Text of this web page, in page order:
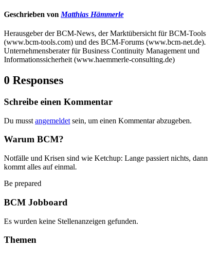
Geschrieben von Matthias Hämmerle
Herausgeber der BCM-News, der Marktübersicht für BCM-Tools
(www.bcm-tools.com) und des BCM-Forums (www.bcm-net.de).
Unternehmensberater für Business Continuity Management und
Informationssicherheit (www.haemmerle-consulting.de)
0 Responses
Schreibe einen Kommentar
Du musst angemeldet sein, um einen Kommentar abzugeben.
Warum BCM?
Notfälle und Krisen sind wie Ketchup: Lange passiert nichts, dann
kommt alles auf einmal.
Be prepared
BCM Jobboard
Es wurden keine Stellenanzeigen gefunden.
Themen